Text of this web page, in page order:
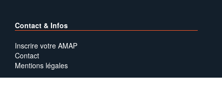
Contact & Infos
Inscrire votre AMAP
Contact
Mentions légales